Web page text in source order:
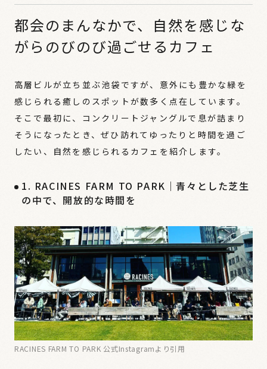
都会のまんなかで、自然を感じな
がらのびのび過ごせるカフェ
高層ビルが立ち並ぶ池袋ですが、意外にも豊かな緑を
感じられる癒しのスポットが数多く点在しています。
そこで最初に、コンクリートジャングルで息が詰まり
そうになったとき、ぜひ訪れてゆったりと時間を過ご
したい、自然を感じられるカフェを紹介します。
1. RACINES FARM TO PARK｜青々とした芝生
の中で、開放的な時間を
RACINES FARM TO PARK 公式Instagramより引用